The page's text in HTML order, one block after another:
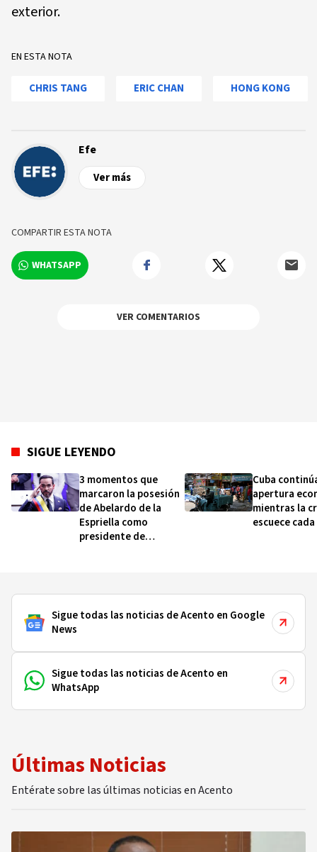
exterior.
EN ESTA NOTA
CHRIS TANG ERIC CHAN HONG KONG
Efe
Ver más
COMPARTIR ESTA NOTA
WHATSAPP
VER COMENTARIOS
SIGUE LEYENDO
3 momentos que
marcaron la posesión
de Abelardo de la
Espriella como
presidente de
Cuba
apertura
mientras la
escuece
Sigue todas las noticias de Acento en Google
News
Sigue todas las noticias de Acento en
WhatsApp